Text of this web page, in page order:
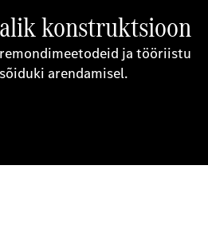
konstruktsioon
ja tööriistu
arendamisel.